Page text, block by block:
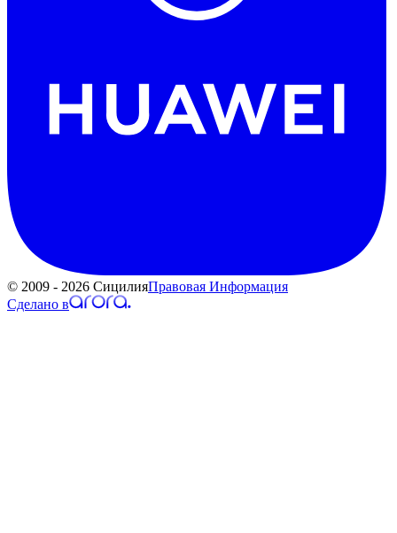
© 2009 - 2026 СицилияПравовая Информация
Сделано в